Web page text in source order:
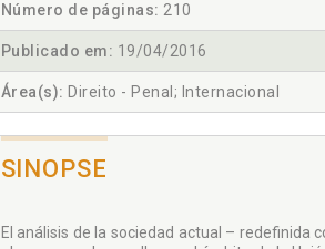
Número de páginas: 210
Publicado em: 19/04/2016
Área(s): Direito - Penal; Internacional
SINOPSE
El análisis de la sociedad actual – redefinida